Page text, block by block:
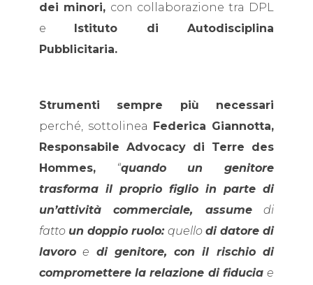
dei minori, con collaborazione tra DPL
e
Istituto di Autodisciplina
Pubblicitaria.
Strumenti sempre più necessari
perché, sottolinea
Federica Giannotta,
Responsabile Advocacy di Terre des
Hommes,
“quando un genitore
trasforma il proprio figlio in parte di
un’attività commerciale, assumedi
fatto un doppio ruolo:quello di datore di
lavoro e di genitore, con il rischio di
compromettere la relazione di fiducia e